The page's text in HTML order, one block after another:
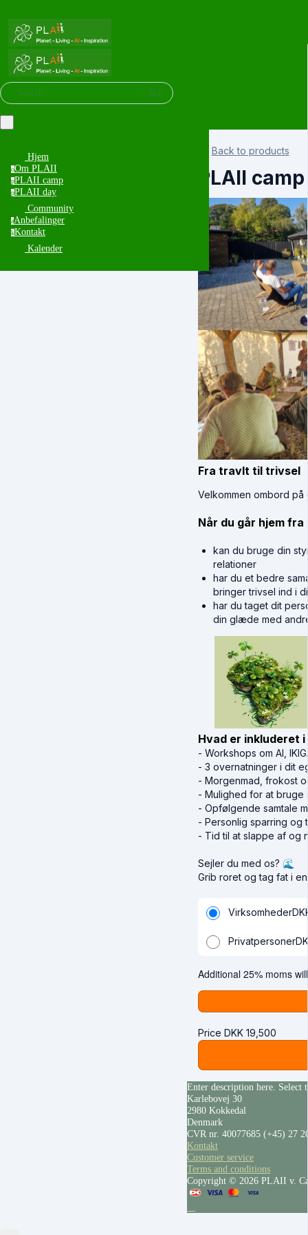
Search ⌘K
Hjem
oOm PLAII
pPLAII camp
pPLAII day
Community
aAnbefalinger
kKontakt
Kalender
Back to products
PLAII
Fra travlt til trivsel
Velkommen ombord
Når du går hjem fra
kan du bruge din
relationer
har du et bedre
bringer trivsel ind i
har du taget dit
din glæde med
Hvad er inkluderet
- Workshops om AI,
- 3 overnatninger i dit
- Morgenmad, frokost
- Mulighed for at
- Opfølgende samtale
- Personlig sparring og
- Tid til at slappe af og
Sejler du med os? 🌊
Grib roret og tag fat i
Virksomheder
Privatpersoner
Additional 25% moms
Price DKK 19,500
Enter description here.
Karlebovej 30
2980 Kokkedal
Denmark
CVR nr. 40077685 (+45) 27
Kontakt
Customer service
Terms and conditions
Copyright © 2026 PLAII v.